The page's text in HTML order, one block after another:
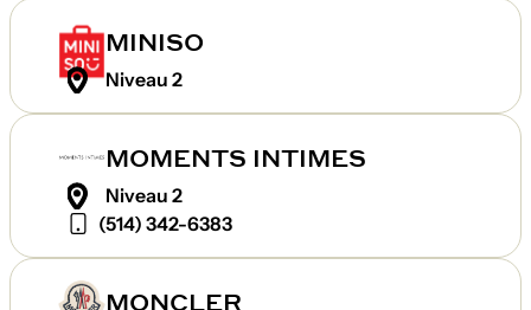
MINISO
Niveau 2
MOMENTS INTIMES
Niveau 2
(514) 342-6383
MONCLER